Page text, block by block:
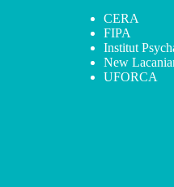
CERA
FIPA
Institut
New
UFORCA